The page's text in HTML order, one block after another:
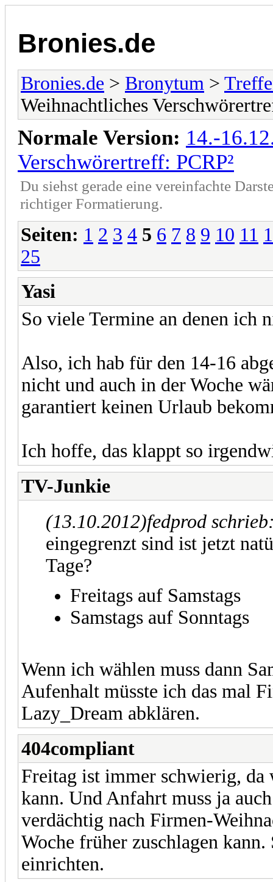
Bronies.de
Bronies.de > Bronytum >
Weihnachtliches
Normale Version: 14.-
Verschwörertreff: PCRP²
Du siehst gerade eine vereinfachte
richtiger Formatierung.
Seiten: 1 2 3 4 5 6 7 8 9 10 11
25
Yasi
So viele Termine an denen ich
Also, ich hab für den 14-16
nicht und auch in der Woche
garantiert keinen Urlaub
Ich hoffe, das klappt so
TV-Junkie
(13.10.2012)fedprod
eingegrenzt sind ist jetzt
Tage?
Freitags auf Samstags
Samstags auf Sonntags
Wenn ich wählen muss dann
Aufenhalt müsste ich das mal
Lazy_Dream abklären.
404compliant
Freitag ist immer schwierig,
kann. Und Anfahrt muss ja
verdächtig nach Firmen-
Woche früher zuschlagen kann.
einrichten.